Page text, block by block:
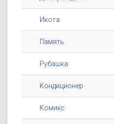
Икота
Память
Рубашка
Кондиционер
Комикс